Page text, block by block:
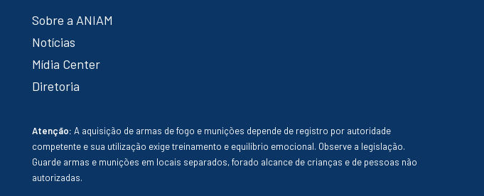
Sobre a ANIAM
Notícias
Mídia Center
Diretoria
Atenção: A aquisição de armas de fogo e munições depende de registro por autoridade
competente e sua utilização exige treinamento e equilíbrio emocional. Observe a legislação.
Guarde armas e munições em locais separados, forado alcance de crianças e de pessoas não
autorizadas.